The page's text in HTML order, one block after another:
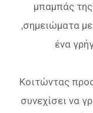
μπαμπάς
,σημειώματα
ένα
Κοιτώντας
συνεχίσει να